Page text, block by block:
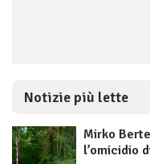
Notizie più lette
Mirko
l’omicidio